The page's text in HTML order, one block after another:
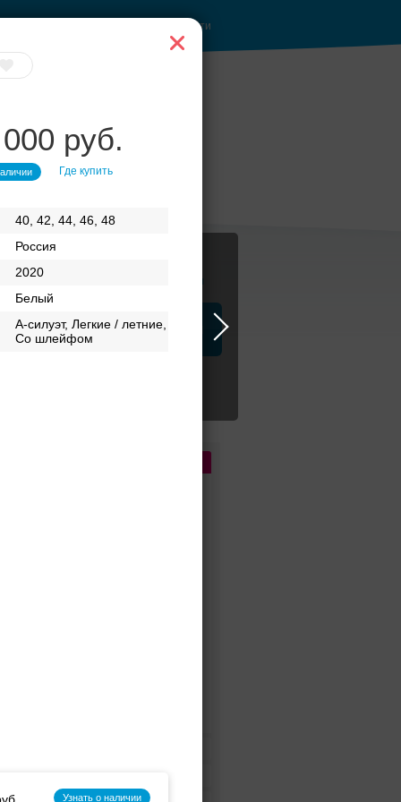
руб.
Где купить
40, 42, 44, 46, 48
Россия
2020
Белый
А-силуэт, Легкие / летние,
Со шлейфом
Узнать о наличии
Войти
Журнал
ЗАГСы Аксессуары